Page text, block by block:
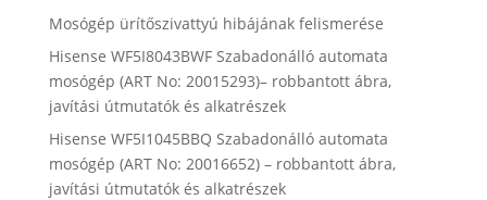
Mosógép ürítőszivattyú hibájának felismerése
Hisense WF5I8043BWF Szabadonálló automata
mosógép (ART No: 20015293)– robbantott ábra,
javítási útmutatók és alkatrészek
Hisense WF5I1045BBQ Szabadonálló automata
mosógép (ART No: 20016652) – robbantott ábra,
javítási útmutatók és alkatrészek